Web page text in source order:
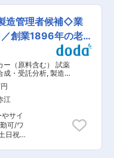
造分野
下で業
門長、
りま
・月
理、納
新入社
して、
示出
舗から
におけ
する意
・
惣菜
わ
を提
「Ｐ
され
が、そ
ーフと
造管理者候補◇業
創業1896年の老
ー（原料含む） 試薬
成・受託分析, 製造・
品・香料・飼料） 工
飼料）
江
サイ
可/ワ
日祝休